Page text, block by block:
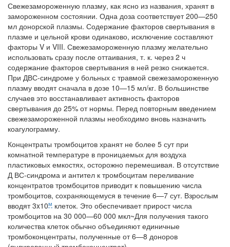
Свежезамороженную плазму, как ясно из названия, хранят в
заморо­женном состоянии. Одна доза соответствует 200—250
мл донорской плазмы. Содержание факторов свертывания в
плазме и цельной крови одинаково, исключение составляют
факторы V и VIII. Свежезаморо­женную плазму желательно
использовать сразу после оттаивания, т. к. через 2 ч
содержание факторов свертывания в ней резко снижается.
При ДВС-синдроме у больных с травмой свежезамороженную
плазму вводят сначала в дозе 10—15 мл/кг. В большинстве
случаев это восста­навливает активность факторов
свертывания до 25% от нормы. Перед повторным введением
свежезамороженной плазмы необходимо вновь назначить
коагулограмму.
Концентраты тромбоцитов хранят не более 5 сут при
комнатной тем­пературе в проницаемых для воздуха
пластиковых емкостях, осторож­но перемешивая. В отсутствие
Д ВС-синдрома и антител к тромбоци­там переливание
концентратов тромбоцитов приводит к повышению числа
тромбоцитов, сохраняющемуся в течение 6—7 сут. Взрослым
вводят 3x10м клеток. Это обеспечивает прирост числа
тромбоцитов на 30 000—60 000 мкл~Для получения такого
количества клеток обычно объединяют единичные
тромбоконцентраты, полученные от 6—8 до­норов